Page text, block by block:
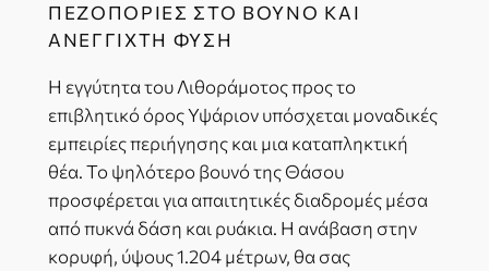
ΠΕΖΟΠΟΡΊΕΣ ΣΤΟ ΒΟΥΝΌ ΚΑΙ
ΑΝΈΓΓΙΧΤΗ ΦΎΣΗ
H εγγύτητα του Λιθοράμοτος προς το
επιβλητικό όρος Υψάριον υπόσχεται μοναδικές
εμπειρίες περιήγησης και μια καταπληκτική
θέα. Το ψηλότερο βουνό της Θάσου
προσφέρεται για απαιτητικές διαδρομές μέσα
από πυκνά δάση και ρυάκια. Η ανάβαση στην
κορυφή, ύψους 1.204 μέτρων, θα σας